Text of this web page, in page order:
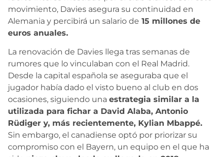
movimiento, Davies asegura su continuidad en
Alemania y percibirá un salario de 15 millones de
euros anuales.
La renovación de Davies llega tras semanas de
rumores que lo vinculaban con el Real Madrid.
Desde la capital española se aseguraba que el
jugador había dado el visto bueno al club en dos
ocasiones, siguiendo una estrategia similar a la
utilizada para fichar a David Alaba, Antonio
Rüdiger y, más recientemente, Kylian Mbappé.
Sin embargo, el canadiense optó por priorizar su
compromiso con el Bayern, un equipo en el que ha